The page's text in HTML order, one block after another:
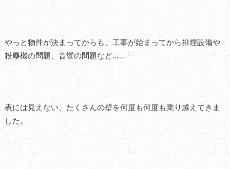
やっと物件が決まってからも、工事が始まってから排煙設備や
粉塵機の問題、音響の問題など……
表には見えない、たくさんの壁を何度も何度も乗り越えてきま
した。